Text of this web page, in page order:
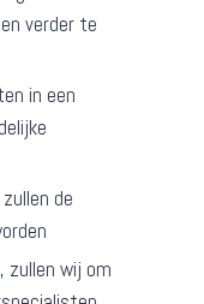
verder te
in een
de
zullen wij om